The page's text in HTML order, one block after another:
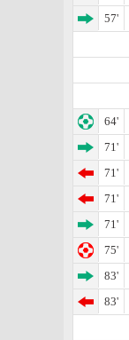
57'
64'
71'
71'
71'
71'
75'
83'
83'